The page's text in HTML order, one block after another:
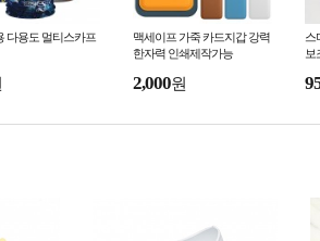
다용도 멀티스카프
맥세이프 가죽 카드지갑 강력
한자력 인쇄제작가능
2,000원
스
보